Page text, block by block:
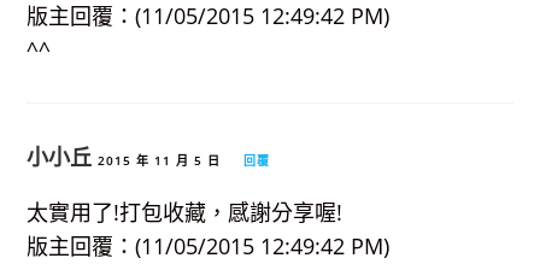
版主回覆：(11/05/2015 12:49:42 PM)
^^
小小丘 2015 年 11 月 5 日 回覆
太實用了!打包收藏，感謝分享喔!
版主回覆：(11/05/2015 12:49:42 PM)